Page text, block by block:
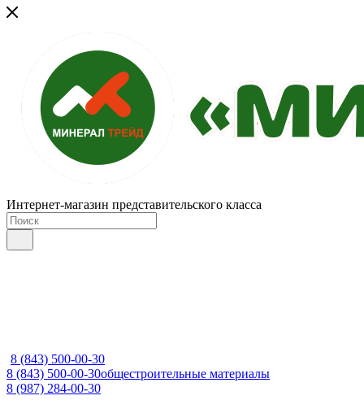
Интернет-магазин представительского класса
8 (843) 500-00-30
8 (843) 500-00-30общестроительные материалы
8 (987) 284-00-30